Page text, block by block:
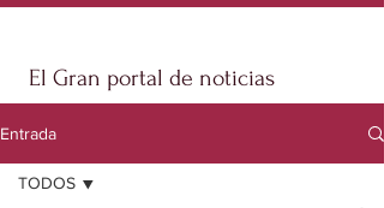
El Gran portal de noticias
Entrada
TODOS